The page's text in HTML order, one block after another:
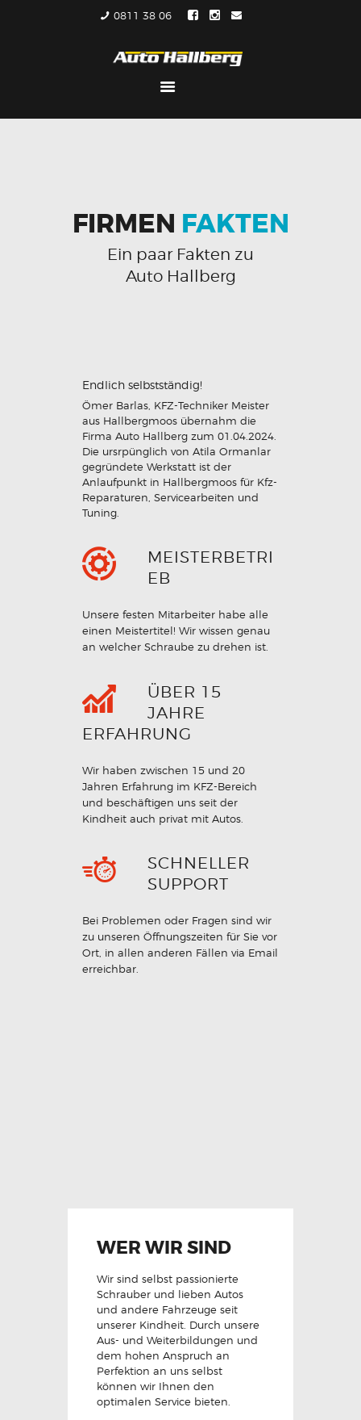
0811 38 06
FIRMEN FAKTEN
Ein paar Fakten zu
Auto Hallberg
Endlich selbstständig!
Ömer Barlas, KFZ-Techniker Meister
aus Hallbergmoos übernahm die
Firma Auto Hallberg zum 01.04.2024.
Die ursrpünglich von Atila Ormanlar
gegründete Werkstatt ist der
Anlaufpunkt in Hallbergmoos für Kfz-
Reparaturen, Servicearbeiten und
Tuning.
MEISTERBETRI
EB
Unsere festen Mitarbeiter habe alle
einen Meistertitel! Wir wissen genau
an welcher Schraube zu drehen ist.
ÜBER 15
JAHRE
ERFAHRUNG
Wir haben zwischen 15 und 20
Jahren Erfahrung im KFZ-Bereich
und beschäftigen uns seit der
Kindheit auch privat mit Autos.
SCHNELLER
SUPPORT
Bei Problemen oder Fragen sind wir
zu unseren Öffnungszeiten für Sie vor
Ort, in allen anderen Fällen via Email
erreichbar.
WER WIR SIND
Wir sind selbst passionierte
Schrauber und lieben Autos
und andere Fahrzeuge seit
unserer Kindheit. Durch unsere
Aus- und Weiterbildungen und
dem hohen Anspruch an
Perfektion an uns selbst
können wir Ihnen den
optimalen Service bieten.